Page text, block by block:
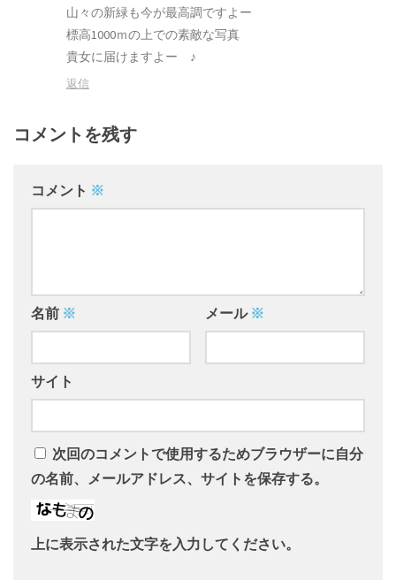
山々の新緑も今が最高調ですよー
標高1000ｍの上での素敵な写真
貴女に届けますよー ♪
返信
コメントを残す
コメント ※
名前 ※ メール ※
サイト
次回のコメントで使用するためブラウザーに自分
の名前、メールアドレス、サイトを保存する。
上に表示された文字を入力してください。